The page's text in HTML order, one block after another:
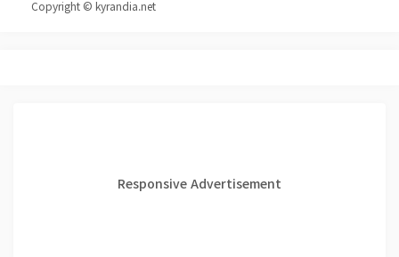
Copyright © kyrandia.net
Responsive Advertisement